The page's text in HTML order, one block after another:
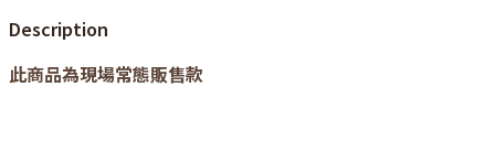
Description
此商品為現場常態販售款